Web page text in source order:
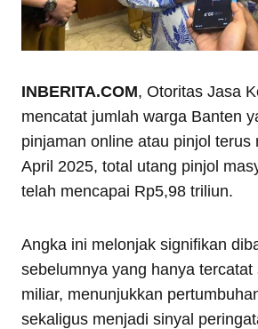
INBERITA.COM, Otoritas Jasa
mencatat jumlah warga Banten
pinjaman online atau pinjol terus
April 2025, total utang pinjol
telah mencapai Rp5,98 triliun.
Angka ini melonjak signifikan
sebelumnya yang hanya
miliar, menunjukkan
sekaligus menjadi sinyal